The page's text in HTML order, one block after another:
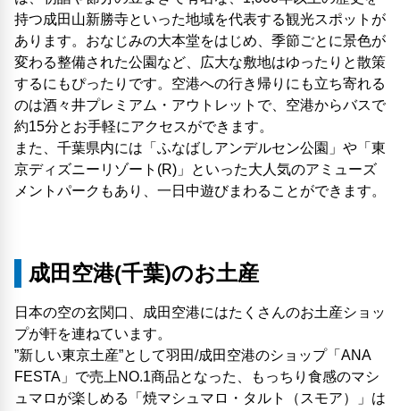
持つ成田山新勝寺といった地域を代表する観光スポットが
あります。おなじみの大本堂をはじめ、季節ごとに景色が
変わる整備された公園など、広大な敷地はゆったりと散策
するにもぴったりです。空港への行き帰りにも立ち寄れる
のは酒々井プレミアム・アウトレットで、空港からバスで
約15分とお手軽にアクセスができます。
また、千葉県内には「ふなばしアンデルセン公園」や「東
京ディズニーリゾート(R)」といった大人気のアミューズ
メントパークもあり、一日中遊びまわることができます。
成田空港(千葉)のお土産
日本の空の玄関口、成田空港にはたくさんのお土産ショッ
プが軒を連ねています。
”新しい東京土産”として羽田/成田空港のショップ「ANA
FESTA」で売上NO.1商品となった、もっちり食感のマシ
ュマロが楽しめる「焼マシュマロ・タルト（スモア）」は